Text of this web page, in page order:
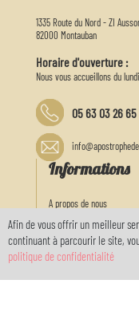
1335 Route du Nord - ZI
82000 Montauban
Horaire d'ouverture :
Nous vous accueillons du
05 63 03 26 65
Informations
A propos de nous
Livraison
Mentions légales
Conditions générales de
location de salle
Afin de vous offrir un meilleur
continuant à parcourir le site,
politique de confidentialité